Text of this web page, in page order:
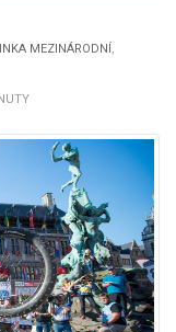
MEZINÁRODNÍ,